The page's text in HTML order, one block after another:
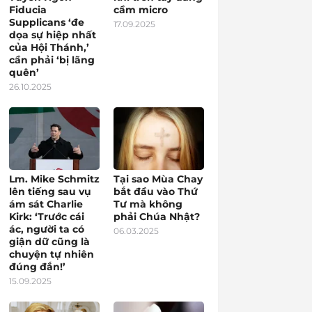
Fiducia
Supplicans ‘đe
dọa sự hiệp nhất
của Hội Thánh,’
cần phải ‘bị lãng
quên’
26.10.2025
cầm micro
17.09.2025
Lm. Mike Schmitz
lên tiếng sau vụ
ám sát Charlie
Kirk: ‘Trước cái
ác, người ta có
giận dữ cũng là
chuyện tự nhiên
đúng đắn!’
15.09.2025
Tại sao Mùa Chay
bắt đầu vào Thứ
Tư mà không
phải Chúa Nhật?
06.03.2025